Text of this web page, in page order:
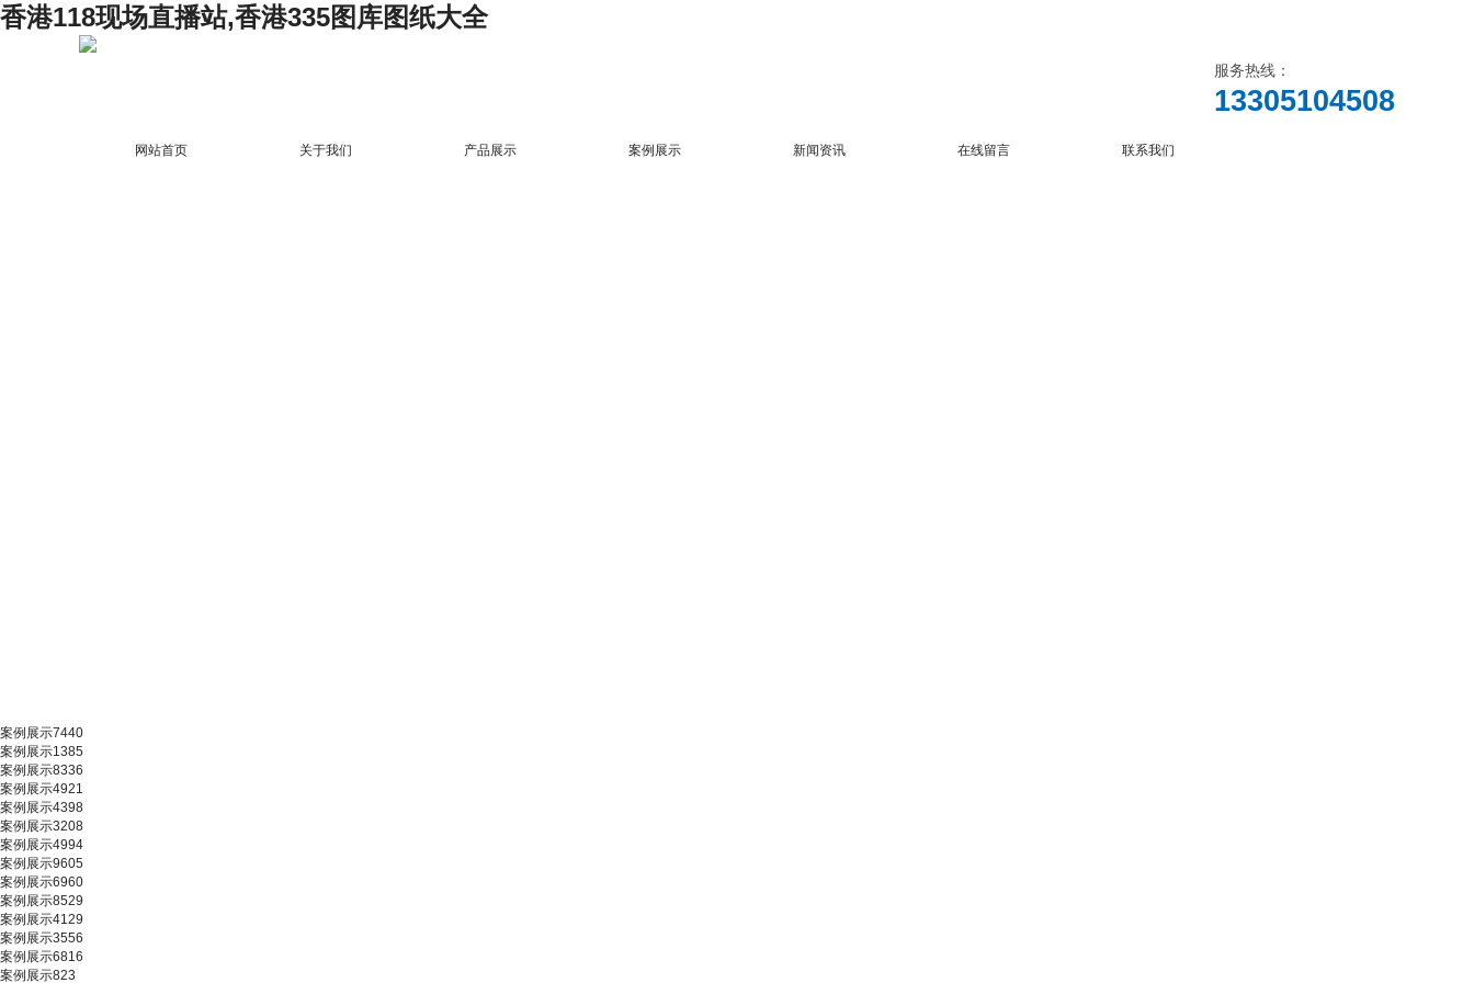
香港118现场直播站,香港335图库图纸大全
服务热线：
13305104508
网站首页 关于我们 产品展示 案例展示 新闻资讯 在线留言 联系我们
案例展示7440
案例展示1385
案例展示8336
案例展示4921
案例展示4398
案例展示3208
案例展示4994
案例展示9605
案例展示6960
案例展示8529
案例展示4129
案例展示3556
案例展示6816
案例展示823